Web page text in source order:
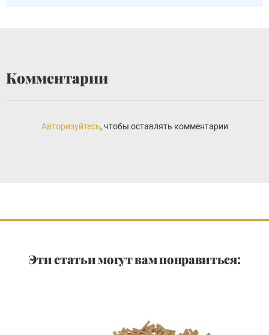
Комментарии
Авторизуйтесь, чтобы оставлять комментарии
Эти статьи могут вам понравиться: